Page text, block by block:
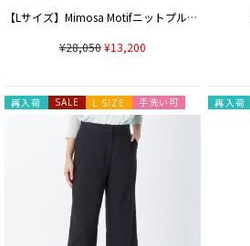
【Lサイズ】Mimosa Motifニットプルオーバー
¥28,050¥13,200
再入荷 SALE L SIZE 手洗い可 再入荷